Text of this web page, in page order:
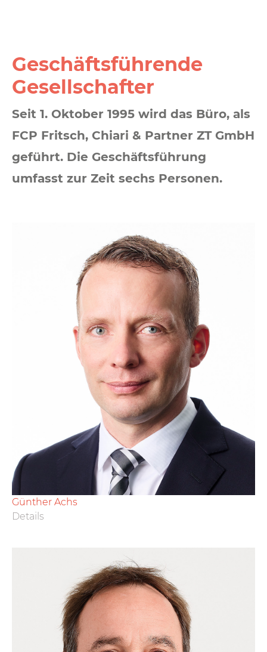
Geschäfts­führende
Gesell­schafter
Seit 1. Oktober 1995 wird das Büro, als
FCP Fritsch, Chiari & Partner ZT GmbH
geführt. Die Geschäftsführung
umfasst zur Zeit sechs Personen.
Günther Achs
Details